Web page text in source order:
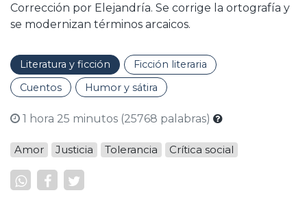
Corrección por Elejandría. Se corrige la ortografía y
se modernizan términos arcaicos.
Literatura y ficción
Ficción literaria
Cuentos
Humor y sátira
1 hora 25 minutos (25768 palabras)
Amor Justicia Tolerancia Crítica social